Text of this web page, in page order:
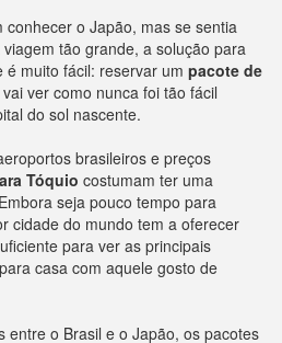
o Japão, mas se sentia
tão grande, a solução para
muito fácil: reservar um pacote de
vai ver como nunca foi tão fácil
do sol nascente.
brasileiros e preços
Tóquio costumam ter uma
seja pouco tempo para
cidade do mundo tem a oferecer
para ver as principais
casa com aquele gosto de
entre o Brasil e o Japão, os pacotes